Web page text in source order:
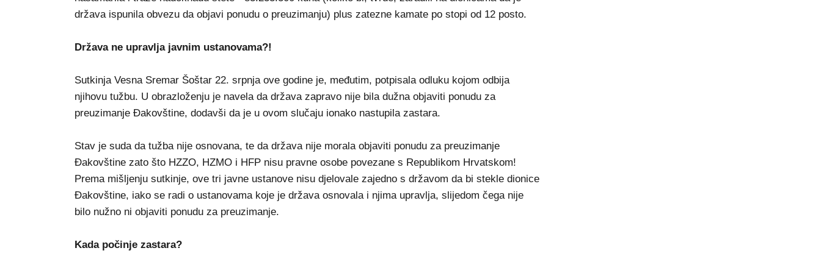
država ispunila obvezu da objavi ponudu o preuzimanju) plus zatezne kamate po stopi od 12 posto.
Država ne upravlja javnim ustanovama?!
Sutkinja Vesna Sremar Šoštar 22. srpnja ove godine je, međutim, potpisala odluku kojom odbija
njihovu tužbu. U obrazloženju je navela da država zapravo nije bila dužna objaviti ponudu za
preuzimanje Đakovštine, dodavši da je u ovom slučaju ionako nastupila zastara.
Stav je suda da tužba nije osnovana, te da država nije morala objaviti ponudu za preuzimanje
Đakovštine zato što HZZO, HZMO i HFP nisu pravne osobe povezane s Republikom Hrvatskom!
Prema mišljenju sutkinje, ove tri javne ustanove nisu djelovale zajedno s državom da bi stekle dionice
Đakovštine, iako se radi o ustanovama koje je država osnovala i njima upravlja, slijedom čega nije
bilo nužno ni objaviti ponudu za preuzimanje.
Kada počinje zastara?